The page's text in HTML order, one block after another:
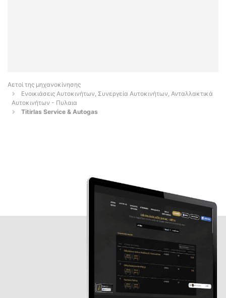
Αετοί της μηχανοκίνησης
Ενοικιάσεις Αυτοκινήτων, Συνεργεία Αυτοκινήτων, Ανταλλακτικά
Αυτοκινήτων - Πυλαια
Titirlas Service & Autogas